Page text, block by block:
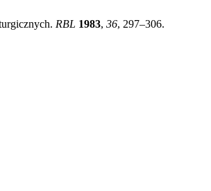
RBL 1983, 36, 297–306.